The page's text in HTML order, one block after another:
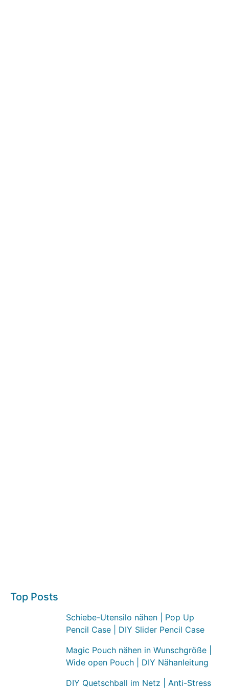
Top Posts
Schiebe-Utensilo nähen | Pop Up
Pencil Case | DIY Slider Pencil Case
Magic Pouch nähen in Wunschgröße |
Wide open Pouch | DIY Nähanleitung
DIY Quetschball im Netz | Anti-Stress